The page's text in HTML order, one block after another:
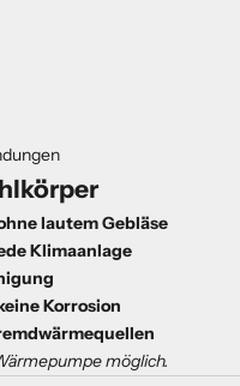
körper
lautem Gebläse
Klimaanlage
Korrosion
möglich.